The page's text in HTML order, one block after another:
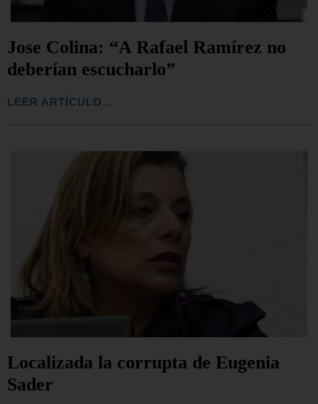
Jose Colina: “A Rafael Ramírez no
deberían escucharlo”
LEER ARTÍCULO...
Localizada la corrupta de Eugenia
Sader